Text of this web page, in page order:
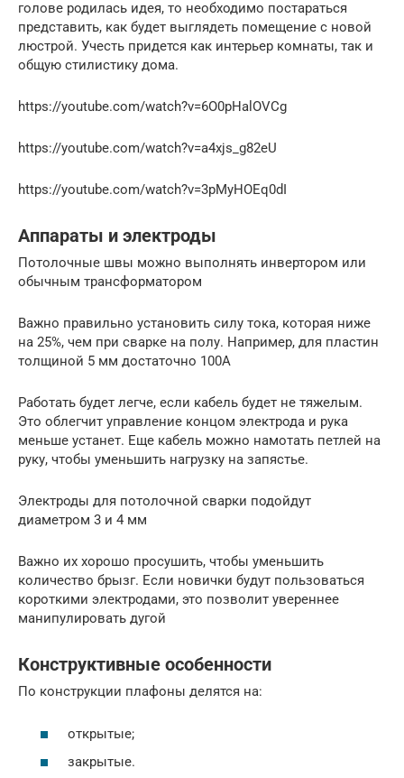
голове родилась идея, то необходимо постараться
представить, как будет выглядеть помещение с новой
люстрой. Учесть придется как интерьер комнаты, так и
общую стилистику дома.
https://youtube.com/watch?v=6O0pHalOVCg
https://youtube.com/watch?v=a4xjs_g82eU
https://youtube.com/watch?v=3pMyHOEq0dI
Аппараты и электроды
Потолочные швы можно выполнять инвертором или
обычным трансформатором
Важно правильно установить силу тока, которая ниже
на 25%, чем при сварке на полу. Например, для пластин
толщиной 5 мм достаточно 100А
Работать будет легче, если кабель будет не тяжелым.
Это облегчит управление концом электрода и рука
меньше устанет. Еще кабель можно намотать петлей на
руку, чтобы уменьшить нагрузку на запястье.
Электроды для потолочной сварки подойдут
диаметром 3 и 4 мм
Важно их хорошо просушить, чтобы уменьшить
количество брызг. Если новички будут пользоваться
короткими электродами, это позволит увереннее
манипулировать дугой
Конструктивные особенности
По конструкции плафоны делятся на:
открытые;
закрытые.